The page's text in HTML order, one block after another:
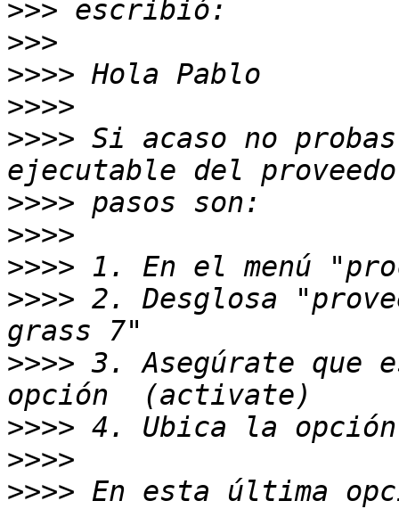
>>>
>>>
>>>>
>>>>
>>>> Si acaso no
>>>>
>>>>
>>>>
>>>> 2. Desglosa
>>>> 3. Asegúrate que
>>>>
>>>>
>>>> En esta última